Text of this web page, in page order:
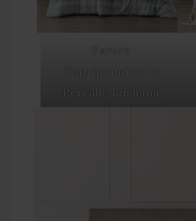
Percalle Lushana